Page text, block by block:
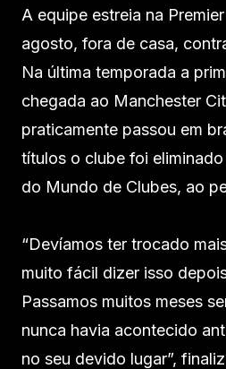
A equipe estreia na
agosto, fora de casa,
Na última temporada a
chegada ao Manchester
praticamente passou em
títulos o clube foi
do Mundo de Clubes, ao
“Devíamos ter trocado
muito fácil dizer isso
Passamos muitos meses
nunca havia acontecido
no seu devido lugar”,